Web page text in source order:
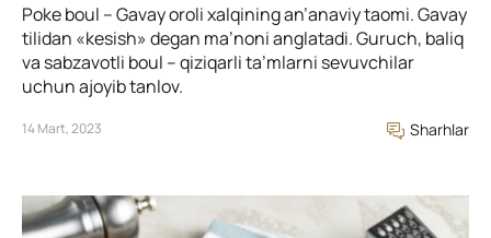
Poke boul – Gavay oroli xalqining an’anaviy taomi. Gavay
tilidan «kesish» degan ma’noni anglatadi. Guruch, baliq
va sabzavotli boul – qiziqarli ta’mlarni sevuvchilar
uchun ajoyib tanlov.
14 Mart, 2023 Sharhlar